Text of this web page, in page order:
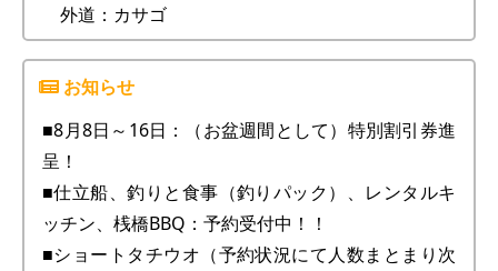
外道：カサゴ
■8月8日～16日：（お盆週間として）特別割引券進
呈！
■仕立船、釣りと食事（釣りパック）、レンタルキ
ッチン、桟橋BBQ：予約受付中！！
■ショートタチウオ（予約状況にて人数まとまり次